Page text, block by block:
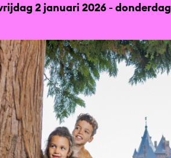
2 januari 2026 -